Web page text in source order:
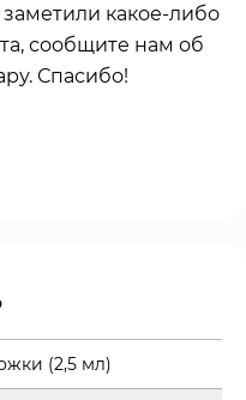
какое-либо
сообщите нам об
Спасибо!
(2,5 мл)